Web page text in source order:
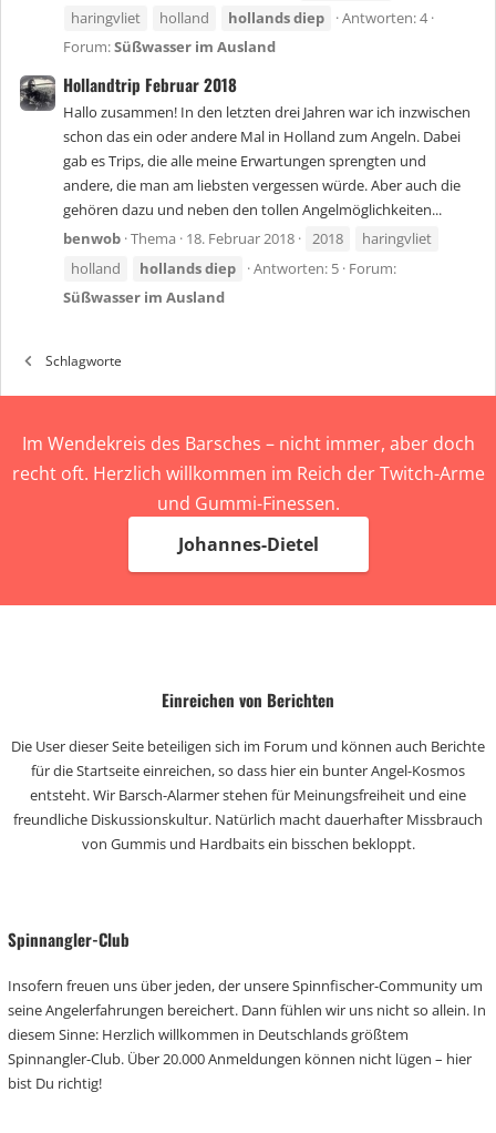
haringvliet
holland hollandsdiep
Antworten: 4
Forum:Süßwasser im Ausland
Hollandtrip Februar 2018
Hallo zusammen! In den letzten drei Jahren war ich inzwischen
schon das ein oder andere Mal in Holland zum Angeln. Dabei
gab es Trips, die alle meine Erwartungen sprengten und
andere, die man am liebsten vergessen würde. Aber auch die
gehören dazu und neben den tollen Angelmöglichkeiten...
benwob Thema 18. Februar 2018 2018
haringvliet
holland
hollandsdiep Antworten: 5 Forum:
Süßwasser im Ausland
Schlagworte
Im Wendekreis des Barsches – nicht immer, aber doch
recht oft. Herzlich willkommen im Reich der Twitch-Arme
und Gummi-Finessen.
Johannes-Dietel
Einreichen von Berichten
Die User dieser Seite beteiligen sich im Forum und können auch Berichte
für die Startseite einreichen, so dass hier ein bunter Angel-Kosmos
entsteht. Wir Barsch-Alarmer stehen für Meinungsfreiheit und eine
freundliche Diskussionskultur. Natürlich macht dauerhafter Missbrauch
von Gummis und Hardbaits ein bisschen bekloppt.
Spinnangler-Club
Insofern freuen uns über jeden, der unsere Spinnfischer-Community um
seine Angelerfahrungen bereichert. Dann fühlen wir uns nicht so allein. In
diesem Sinne: Herzlich willkommen in Deutschlands größtem
Spinnangler-Club. Über 20.000 Anmeldungen können nicht lügen – hier
bist Du richtig!